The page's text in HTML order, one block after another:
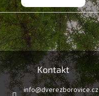
Kontakt
info@dverezborovice.cz